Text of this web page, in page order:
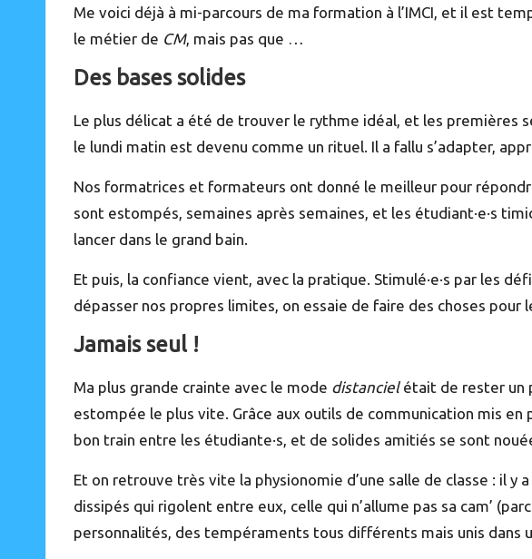
Me voici déjà à mi-parcours de ma formation à l’IMCI , et il est
le métier de CM, mais pas que …
Des bases solides
Le plus délicat a été de trouver le rythme idéal, et les premières
le lundi matin est devenu comme un rituel. Il a fallu s’adapter,
Nos formatrices et formateurs ont donné le meilleur pour
sont estompés, semaines après semaines, et les étudiant·e·s
lancer dans le grand bain.
Et puis, la confiance vient, avec la pratique. Stimulé·e·s par les
dépasser nos propres limites, on essaie de faire des choses pour
Jamais seul !
Ma plus grande crainte avec le mode distancielétait de rester un
estompée le plus vite. Grâce aux outils de communication mis
bon train entre les étudiante·s, et de solides amitiés se sont
Et on retrouve très vite la physionomie d’une salle de classe : il
dissipés qui rigolent entre eux, celle qui n’allume pas sa cam’
personnalités, des tempéraments tous différents mais unis dans